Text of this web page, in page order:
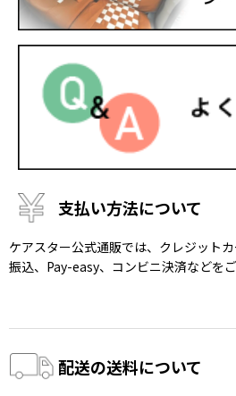
支払い方法について
ケアスター公式通販では、クレジット
振込、Pay-easy、コンビニ決済などを
配送の送料について